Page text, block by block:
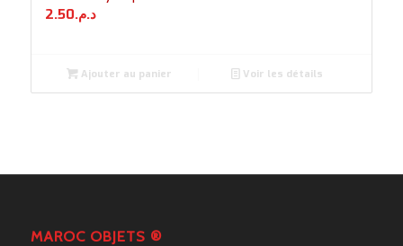
د.م.2.50
Ajouter au panier Voir les détails
MAROC OBJETS ®